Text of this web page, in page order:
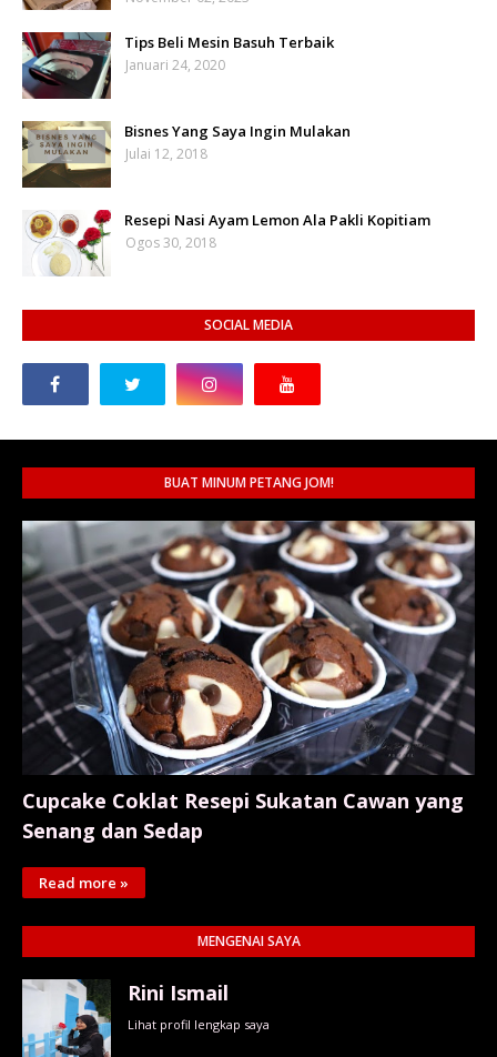
Tips Beli Mesin Basuh Terbaik
Januari 24, 2020
Bisnes Yang Saya Ingin Mulakan
Julai 12, 2018
Resepi Nasi Ayam Lemon Ala Pakli Kopitiam
Ogos 30, 2018
SOCIAL MEDIA
BUAT MINUM PETANG JOM!
Cupcake Coklat Resepi Sukatan Cawan yang
Senang dan Sedap
Read more »
MENGENAI SAYA
Rini Ismail
Lihat profil lengkap saya